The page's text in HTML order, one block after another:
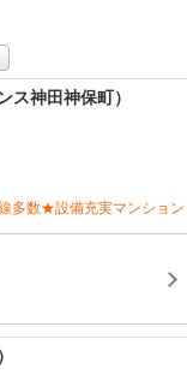
ス神田神保町）
多数★設備充実マンション